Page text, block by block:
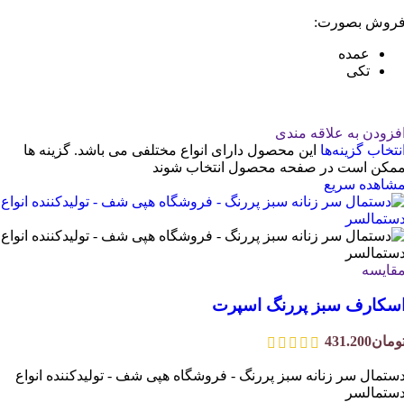
بصورت:
عمده
تکی
به علاقه مندی
گزینه‌ها این محصول دارای انواع مختلفی می باشد. گزینه ها
است در صفحه محصول انتخاب شوند
سریع
سبز پررنگ اسپرت
431.200
سر زنانه سبز پررنگ - فروشگاه هپی شف - تولیدکننده انواع